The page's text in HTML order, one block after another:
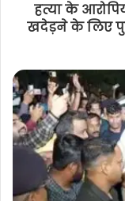
हत्या के
खदेड़ने के लिए